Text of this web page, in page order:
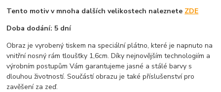
Tento motiv v mnoha dalších velikostech naleznete ZDE
Doba dodání: 5 dní
Obraz je vyrobený tiskem na speciální plátno, které je napnuto na
vnitřní nosný rám tloušťky 1,6cm. Díky nejnovějším technologiím a
výrobním postupům Vám garantujeme jasné a stálé barvy s
dlouhou životností. Součástí obrazu je také příslušenství pro
zavěšení za zeď.